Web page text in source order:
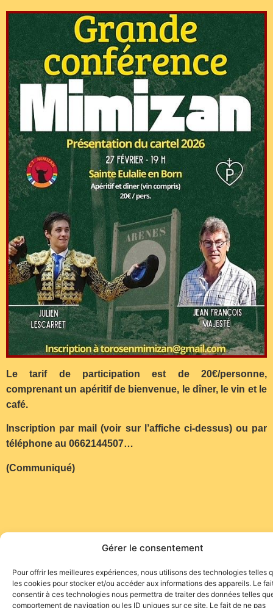
Gérer le consentement
Pour offrir les meilleures expériences, nous utilisons des technologies telles
les cookies pour stocker et/ou accéder aux informations des appareils. Le
consentir à ces technologies nous permettra de traiter des données telles
comportement de navigation ou les ID uniques sur ce site. Le fait de ne pas
Le tarif de participation est de 20€/personne,
comprenant un apéritif de bienvenue, le dîner, le vin et le
café.
Inscription par mail (voir sur l’affiche ci-dessus) ou par
téléphone au 0662144507…
(Communiqué)